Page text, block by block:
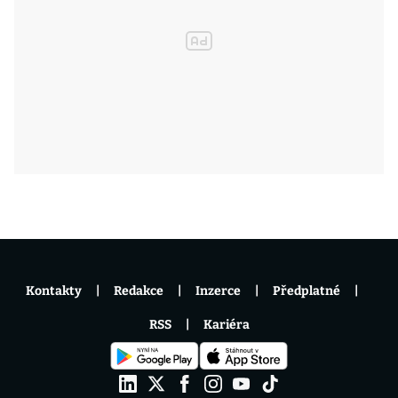
Kontakty Redakce Inzerce Předplatné
RSS Kariéra